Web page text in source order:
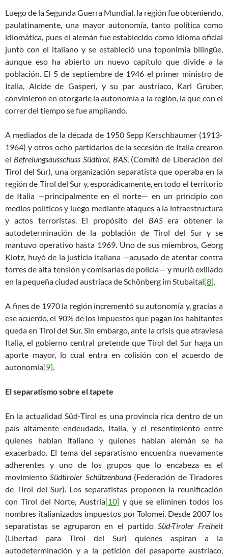
Luego de la Segunda Guerra Mundial, la región fue obteniendo,
paulatinamente, una mayor autonomía, tanto política como
idiomática, pues el alemán fue establecido como idioma oficial
junto con el italiano y se estableció una toponimia bilingüe,
aunque eso ha abierto un nuevo capítulo que divide a la
población. El 5 de septiembre de 1946 el primer ministro de
Italia, Alcide de Gasperi, y su par austríaco, Karl Gruber,
convinieron en otorgarle la autonomía a la región, la que con el
correr del tiempo se fue ampliando.
A mediados de la década de 1950 Sepp Kerschbaumer (1913-
1964) y otros ocho partidarios de la secesión de Italia crearon
el Befreiungsausschuss Südtirol, BAS, (Comité de Liberación del
Tirol del Sur), una organización separatista que operaba en la
región de Tirol del Sur y, esporádicamente, en todo el territorio
de Italia —principalmente en el norte— en un principio con
medios políticos y luego mediante ataques a la infraestructura
y actos terroristas. El propósito del BASera obtener la
autodeterminación de la población de Tirol del Sur y se
mantuvo operativo hasta 1969. Uno de sus miembros, Georg
Klotz, huyó de la justicia italiana —acusado de atentar contra
torres de alta tensión y comisarías de policía— y murió exiliado
en la pequeña ciudad austríaca de Schönberg im Stubaital[8].
A fines de 1970 la región incrementó su autonomía y, gracias a
ese acuerdo, el 90% de los impuestos que pagan los habitantes
queda en Tirol del Sur. Sin embargo, ante la crisis que atraviesa
Italia, el gobierno central pretende que Tirol del Sur haga un
aporte mayor, lo cual entra en colisión con el acuerdo de
autonomía[9].
El separatismo sobre el tapete
En la actualidad Süd-Tirol es una provincia rica dentro de un
país altamente endeudado, Italia, y el resentimiento entre
quienes hablan italiano y quienes hablan alemán se ha
exacerbado. El tema del separatismo encuentra nuevamente
adherentes y uno de los grupos que lo encabeza es el
movimientoSüdtiroler Schützenbund(Federación de Tiradores
de Tirol del Sur). Los separatistas proponen la reunificación
con Tirol del Norte, Austria[10] y que se eliminen todos los
nombres italianizados impuestos por Tolomei. Desde 2007 los
separatistas se agruparon en el partido Süd-Tiroler Freiheit
(Libertad para Tirol del Sur) quienes aspiran a la
autodeterminación y a la petición del pasaporte austríaco,